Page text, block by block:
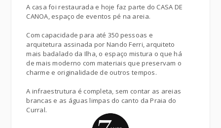
A casa foi restaurada e hoje faz parte do CASA DE
CANOA, espaço de eventos pé na areia.
Com capacidade para até 350 pessoas e
arquitetura assinada por Nando Ferri, arquiteto
mais badalado da Ilha, o espaço mistura o que há
de mais moderno com materiais que preservam o
charme e originalidade de outros tempos.
A infraestrutura é completa, sem contar as areias
brancas e as águas limpas do canto da Praia do
Curral.